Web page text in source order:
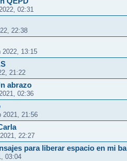
02:31
22:38
2022, 13:15
21:22
abrazo
02:36
2021, 21:56
22:27
para liberar espacio en mi
03:04